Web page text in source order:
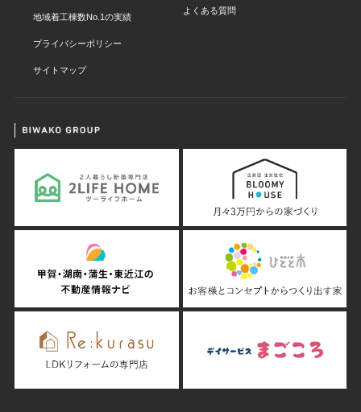
よくある質問
地域着工棟数No.1の実績
プライバシーポリシー
サイトマップ